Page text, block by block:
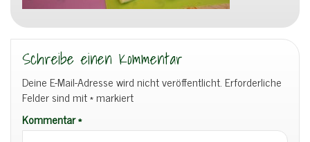
Schreibe einen Kommentar
Deine E-Mail-Adresse wird nicht veröffentlicht. Erforderliche
Felder sind mit*markiert
Kommentar*